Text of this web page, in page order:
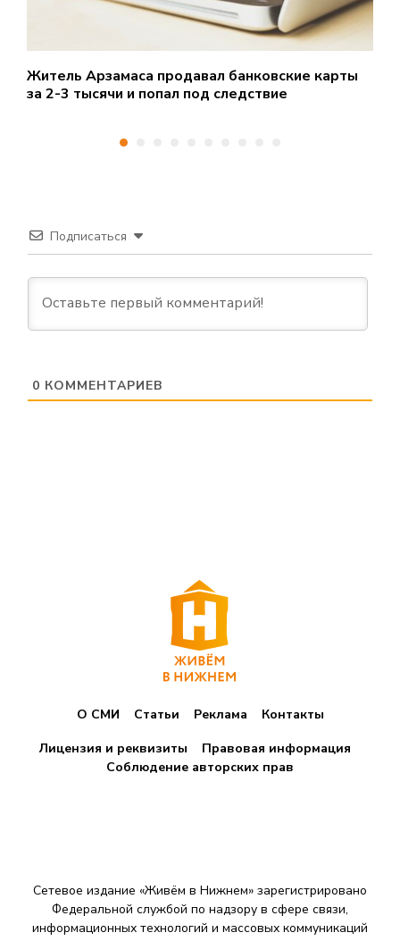
Житель Арзамаса продавал банковские карты
за 2-3 тысячи и попал под следствие
Подписаться
0 КОММЕНТАРИЕВ
О СМИ Статьи Реклама
Контакты
Лицензия и реквизиты
Правовая информация
Соблюдение авторских прав
Сетевое издание «Живём в Нижнем» зарегистрировано
Федеральной службой по надзору в сфере связи,
информационных технологий и массовых коммуникаций